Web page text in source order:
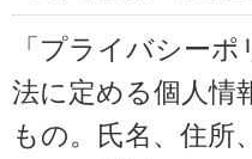
「プライバシー
法に定める個人情
もの。氏名、住所